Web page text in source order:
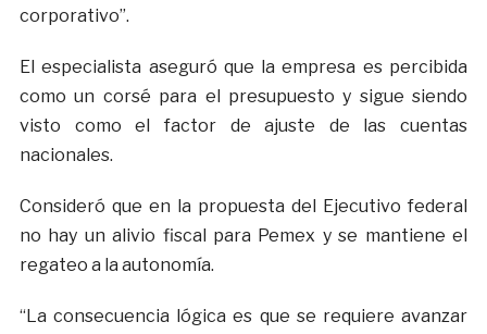
corporativo”.
El especialista aseguró que la empresa es percibida
como un corsé para el presupuesto y sigue siendo
visto como el factor de ajuste de las cuentas
nacionales.
Consideró que en la propuesta del Ejecutivo federal
no hay un alivio fiscal para Pemex y se mantiene el
regateo a la autonomía.
“La consecuencia lógica es que se requiere avanzar